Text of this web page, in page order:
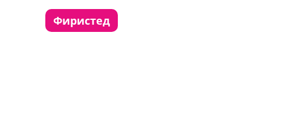
фиристед